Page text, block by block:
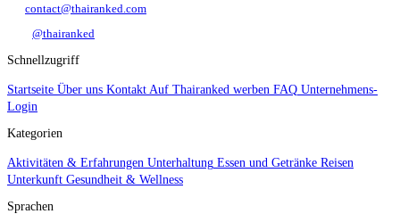
contact@thairanked.com
@thairanked
Schnellzugriff
Startseite Über uns Kontakt Auf Thairanked werben FAQ Unternehmens-
Login
Kategorien
Aktivitäten & Erfahrungen Unterhaltung Essen und Getränke Reisen
Unterkunft Gesundheit & Wellness
Sprachen